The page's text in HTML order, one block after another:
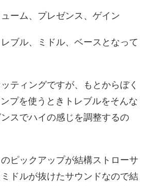
ーム、プレゼンス、ゲイン
ブル、ミドル、ベースとなって
ティングですが、もとからぼく
プを使うときトレブルをそんな
スでハイの感じを調整するの
ピックアップが結構ストローサ
ドルが抜けたサウンドなので結